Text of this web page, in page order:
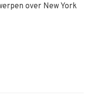
over New York